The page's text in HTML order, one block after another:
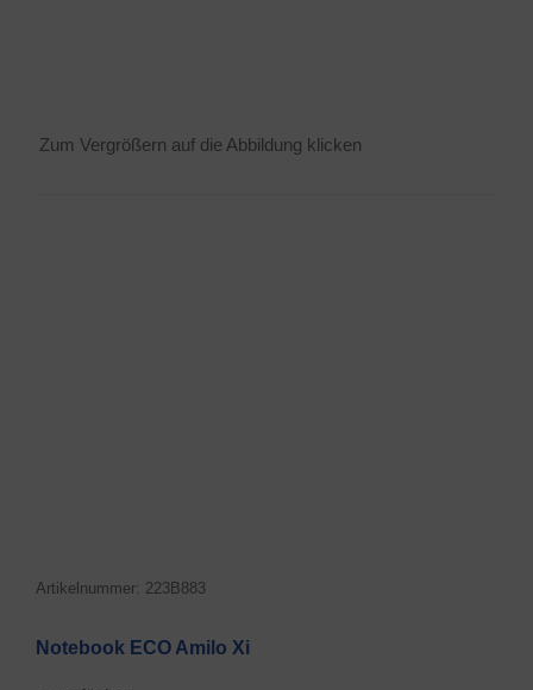
Zum Ver­grö­ßern auf die Abbil­dung klicken
Arti­kel­num­mer: 223B883
Note­book ECO Ami­lo Xi